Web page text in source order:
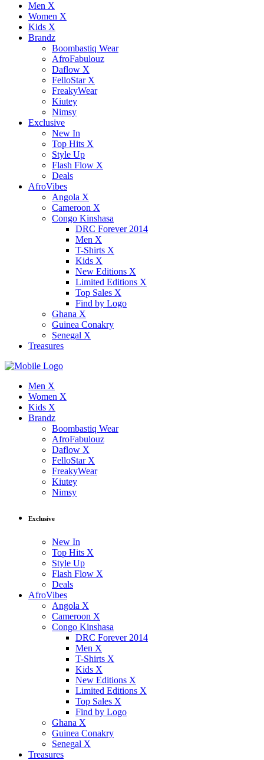
Men X
Women X
Kids X
Brandz
Boombastiq Wear
AfroFabulouz
Daflow X
FelloStar X
FreakyWear
Kiutey
Nimsy
Exclusive
New In
Top Hits X
Style Up
Flash Flow X
Deals
AfroVibes
Angola X
Cameroon X
Congo Kinshasa
DRC Forever 2014
Men X
T-Shirts X
Kids X
New Editions X
Limited Editions X
Top Sales X
Find by Logo
Ghana X
Guinea Conakry
Senegal X
Treasures
Men X
Women X
Kids X
Brandz
Boombastiq Wear
AfroFabulouz
Daflow X
FelloStar X
FreakyWear
Kiutey
Nimsy
Exclusive
New In
Top Hits X
Style Up
Flash Flow X
Deals
AfroVibes
Angola X
Cameroon X
Congo Kinshasa
DRC Forever 2014
Men X
T-Shirts X
Kids X
New Editions X
Limited Editions X
Top Sales X
Find by Logo
Ghana X
Guinea Conakry
Senegal X
Treasures